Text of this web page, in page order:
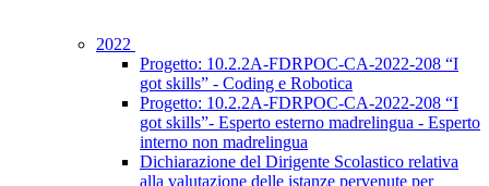
2022
Progetto: 10.2.2A-FDRPOC-CA-2022-208 “I
got skills” - Coding e Robotica
Progetto: 10.2.2A-FDRPOC-CA-2022-208 “I
got skills”- Esperto esterno madrelingua - Esperto
interno non madrelingua
Dichiarazione del Dirigente Scolastico relativa
alla valutazione delle istanze pervenute per